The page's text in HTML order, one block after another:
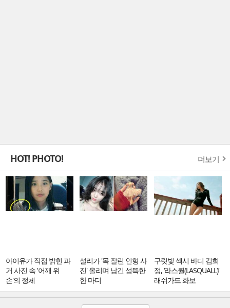
HOT! PHOTO! 더보기
아이유가 직접 밝힌 과
거 사진 속 '어깨 위
손'의 정체
설리가 '목 잘린 인형 사
진' 올리며 남긴 섬뜩한
한 마디
구릿빛 섹시 바디 김희
정, ‘라스퀄(LASQUALL)’
래쉬가드 화보